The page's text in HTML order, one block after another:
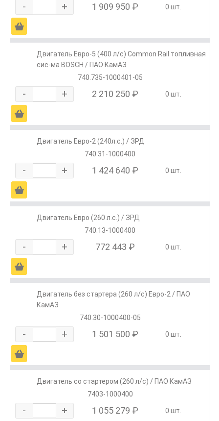
- + 1 909 950 ₽ 0 шт.
Ä
Двигатель Евро-5 (400 л/с) Common Rail топливная
сис-ма BOSCH / ПАО КамАЗ
740.735-1000401-05
- + 2 210 250 ₽ 0 шт.
Ä
Двигатель Евро-2 (240л.с.) / ЗРД
740.31-1000400
- + 1 424 640 ₽ 0 шт.
Ä
Двигатель Евро (260 л.с.) / ЗРД
740.13-1000400
- + 772 443 ₽ 0 шт.
Ä
Двигатель без стартера (260 л/с) Евро-2 / ПАО
КамАЗ
740.30-1000400-05
- + 1 501 500 ₽ 0 шт.
Ä
Двигатель со стартером (260 л/с) / ПАО КамАЗ
7403-1000400
- + 1 055 279 ₽ 0 шт.